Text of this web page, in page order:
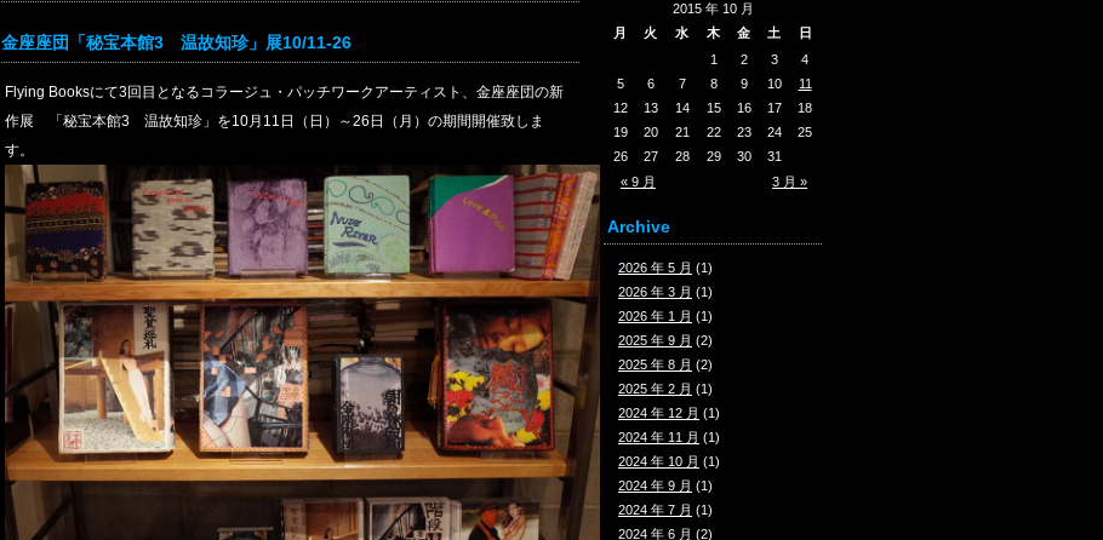
金座座団「秘宝本館3 温故知珍」展10/11-26
Flying Booksにて3回目となるコラージュ・パッチワークアーティスト、金座座団の新
作展 「秘宝本館3 温故知珍」を10月11日（日）～26日（月）の期間開催致しま
す。
2015 年 10 月
月
火 水 木 金 土 日
« 9 月 3 月 »
1 2 3
4
5
6 7 8 9 10
11
12
13 14 15 16 17
18
19
20 21 22 23 24
25
26
27 28 29 30 31
Archive
2026 年 5 月 (1)
2026 年 3 月 (1)
2026 年 1 月 (1)
2025 年 9 月 (2)
2025 年 8 月 (2)
2025 年 2 月 (1)
2024 年 12 月 (1)
2024 年 11 月 (1)
2024 年 10 月 (1)
2024 年 9 月 (1)
2024 年 7 月 (1)
2024 年 6 月 (2)